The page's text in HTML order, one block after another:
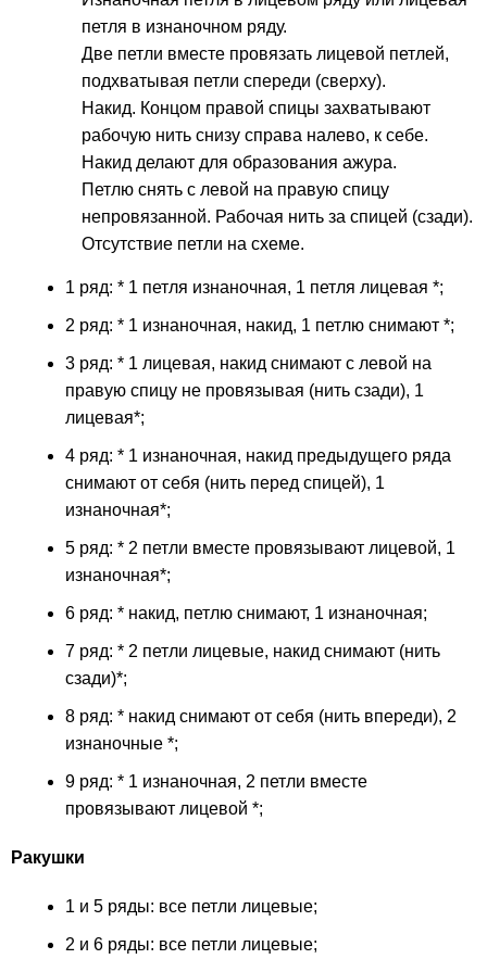
петля в изнаночном ряду.
Две петли вместе провязать лицевой петлей,
подхватывая петли спереди (сверху).
Накид. Концом правой спицы захватывают
рабочую нить снизу справа налево, к себе.
Накид делают для образования ажура.
Петлю снять с левой на правую спицу
непровязанной. Рабочая нить за спицей (сзади).
Отсутствие петли на схеме.
1 ряд: * 1 петля изнаночная, 1 петля лицевая *;
2 ряд: * 1 изнаночная, накид, 1 петлю снимают *;
3 ряд: * 1 лицевая, накид снимают с левой на
правую спицу не провязывая (нить сзади), 1
лицевая*;
4 ряд: * 1 изнаночная, накид предыдущего ряда
снимают от себя (нить перед спицей), 1
изнаночная*;
5 ряд: * 2 петли вместе провязывают лицевой, 1
изнаночная*;
6 ряд: * накид, петлю снимают, 1 изнаночная;
7 ряд: * 2 петли лицевые, накид снимают (нить
сзади)*;
8 ряд: * накид снимают от себя (нить впереди), 2
изнаночные *;
9 ряд: * 1 изнаночная, 2 петли вместе
провязывают лицевой *;
Ракушки
1 и 5 ряды: все петли лицевые;
2 и 6 ряды: все петли лицевые;